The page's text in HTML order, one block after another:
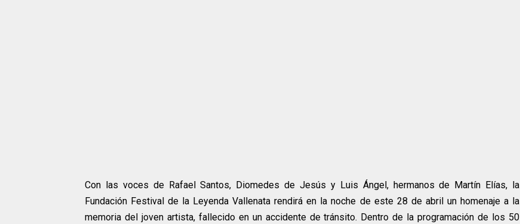
Con las voces de Rafael Santos, Diomedes de Jesús y Luis Ángel, hermanos de Martín Elías, la
Fundación Festival de la Leyenda Vallenata rendirá en la noche de este 28 de abril un homenaje a la
memoria del joven artista, fallecido en un accidente de tránsito. Dentro de la programación de los 50